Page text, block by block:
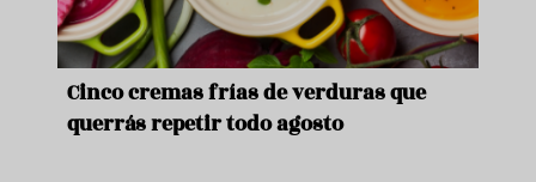
Cinco cremas frías de verduras que
querrás repetir todo agosto